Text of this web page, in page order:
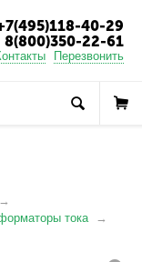
40-29
8(800)350-22-61
Перезвонить
тока